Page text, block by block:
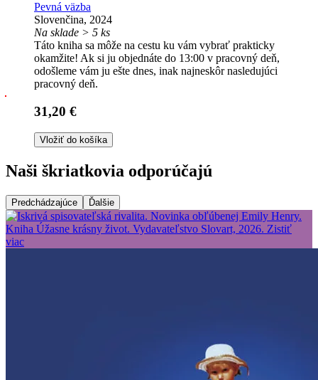
Pevná väzba
Slovenčina, 2024
Na sklade > 5 ks
Táto kniha sa môže na cestu ku vám vybrať prakticky
okamžite! Ak si ju objednáte do 13:00 v pracovný deň,
odošleme vám ju ešte dnes, inak najneskôr nasledujúci
pracovný deň.
31,20 €
Vložiť do košíka
Naši škriatkovia odporúčajú
Predchádzajúce Ďalšie